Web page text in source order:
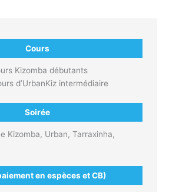
Cours
Kizomba débutants
d’UrbanKiz intermédiaire
Soirée
Kizomba, Urban, Tarraxinha,
en espèces et CB)